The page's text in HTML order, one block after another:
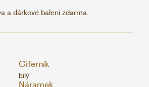
a dárkové balení zdarma.
Ciferník
bílý
Náramek